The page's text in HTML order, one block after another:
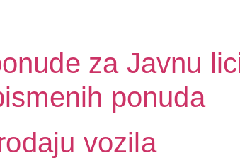
za Javnu
ponuda
vozila